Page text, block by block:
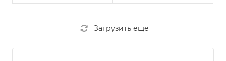
Загрузить еще